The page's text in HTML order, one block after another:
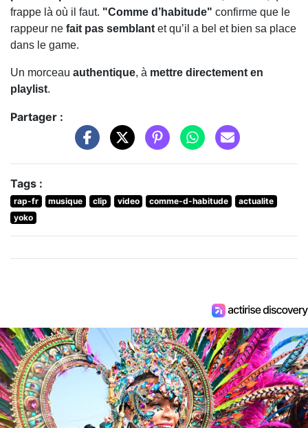
frappe là où il faut. "Comme d’habitude" confirme que le
rappeur ne fait pas semblant et qu’il a bel et bien sa place
dans le game.
Un morceau authentique, à mettre directement en
playlist.
Partager :
Tags :
rap-fr musique clip video comme-d-habitude
actualite
yoko